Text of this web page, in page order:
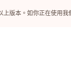
版本。如你正在使用